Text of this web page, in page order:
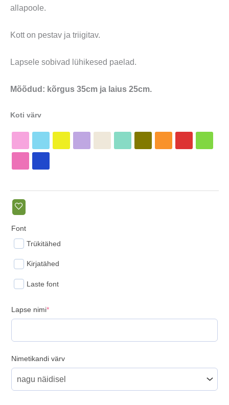
allapoole.
Kott on pestav ja triigitav.
Lapsele sobivad lühikesed paelad.
Mõõdud: kõrgus 35cm ja laius 25cm.
Koti värv
Font
Trükitähed
Kirjatähed
Laste font
Lapse nimi*(required)
Nimetikandi värv